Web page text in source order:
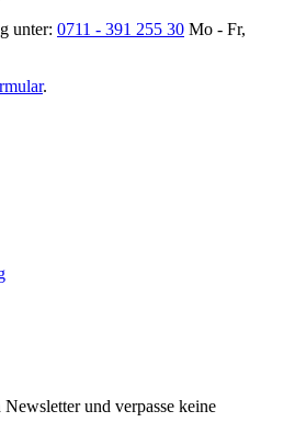
unter: 0711 - 391 255 30 Mo - Fr,
.
und verpasse keine